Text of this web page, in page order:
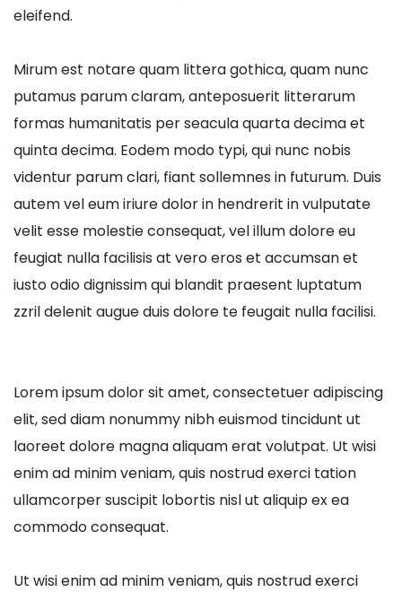
eleifend.
Mirum est notare quam littera gothica, quam nunc
putamus parum claram, anteposuerit litterarum
formas humanitatis per seacula quarta decima et
quinta decima. Eodem modo typi, qui nunc nobis
videntur parum clari, fiant sollemnes in futurum. Duis
autem vel eum iriure dolor in hendrerit in vulputate
velit esse molestie consequat, vel illum dolore eu
feugiat nulla facilisis at vero eros et accumsan et
iusto odio dignissim qui blandit praesent luptatum
zzril delenit augue duis dolore te feugait nulla facilisi.
Lorem ipsum dolor sit amet, consectetuer adipiscing
elit, sed diam nonummy nibh euismod tincidunt ut
laoreet dolore magna aliquam erat volutpat. Ut wisi
enim ad minim veniam, quis nostrud exerci tation
ullamcorper suscipit lobortis nisl ut aliquip ex ea
commodo consequat.
Ut wisi enim ad minim veniam, quis nostrud exerci